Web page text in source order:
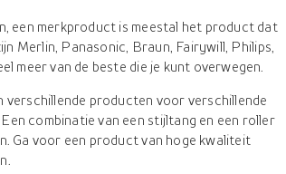
een merkproduct is meestal het product dat
Merlin, Panasonic, Braun, Fairywill, Philips,
meer van de beste die je kunt overwegen.
verschillende producten voor verschillende
combinatie van een stijltang en een roller
Ga voor een product van hoge kwaliteit